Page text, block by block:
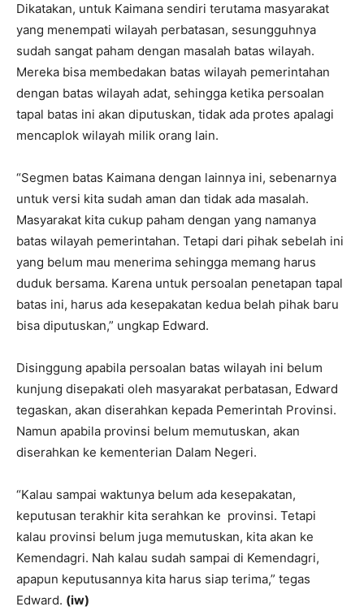
Dikatakan, untuk Kaimana sendiri terutama masyarakat
yang menempati wilayah perbatasan, sesungguhnya
sudah sangat paham dengan masalah batas wilayah.
Mereka bisa membedakan batas wilayah pemerintahan
dengan batas wilayah adat, sehingga ketika persoalan
tapal batas ini akan diputuskan, tidak ada protes apalagi
mencaplok wilayah milik orang lain.
“Segmen batas Kaimana dengan lainnya ini, sebenarnya
untuk versi kita sudah aman dan tidak ada masalah.
Masyarakat kita cukup paham dengan yang namanya
batas wilayah pemerintahan. Tetapi dari pihak sebelah ini
yang belum mau menerima sehingga memang harus
duduk bersama. Karena untuk persoalan penetapan tapal
batas ini, harus ada kesepakatan kedua belah pihak baru
bisa diputuskan,” ungkap Edward.
Disinggung apabila persoalan batas wilayah ini belum
kunjung disepakati oleh masyarakat perbatasan, Edward
tegaskan, akan diserahkan kepada Pemerintah Provinsi.
Namun apabila provinsi belum memutuskan, akan
diserahkan ke kementerian Dalam Negeri.
“Kalau sampai waktunya belum ada kesepakatan,
keputusan terakhir kita serahkan ke provinsi. Tetapi
kalau provinsi belum juga memutuskan, kita akan ke
Kemendagri. Nah kalau sudah sampai di Kemendagri,
apapun keputusannya kita harus siap terima,” tegas
Edward. (iw)